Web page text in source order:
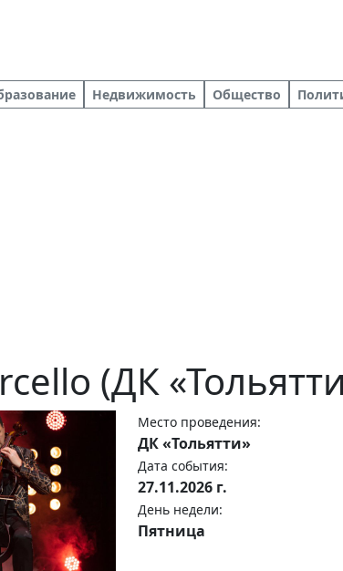
Недвижимость Общество
(ДК
Место проведения:
ДК «Тольятти»
Дата события:
27.11.2026 г.
День недели:
Пятница